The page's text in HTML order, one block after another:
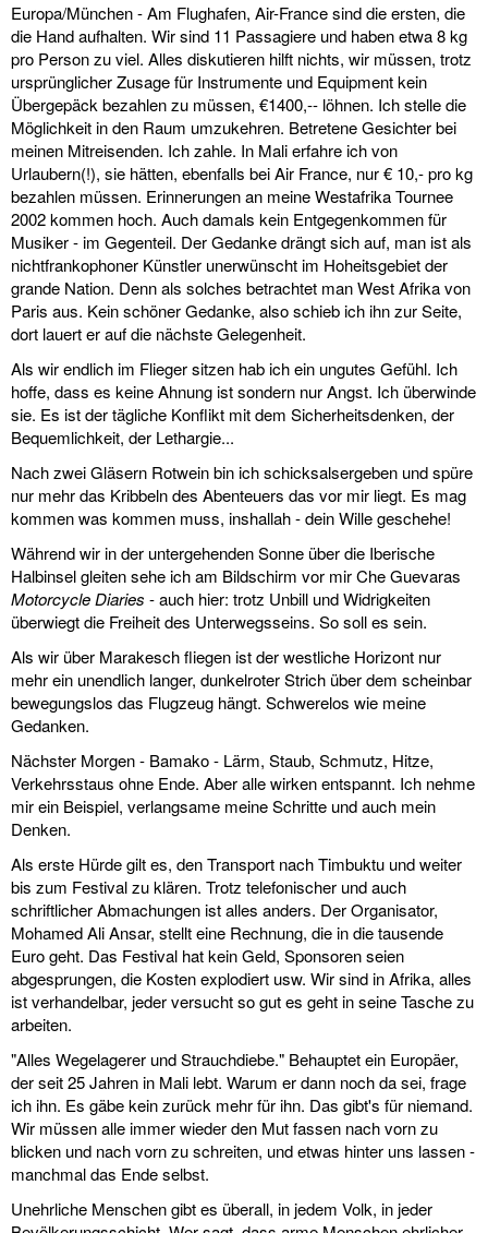
Europa/München - Am Flughafen, Air-France sind die ersten, die
die Hand aufhalten. Wir sind 11 Passagiere und haben etwa 8 kg
pro Person zu viel. Alles diskutieren hilft nichts, wir müssen, trotz
ursprünglicher Zusage für Instrumente und Equipment kein
Übergepäck bezahlen zu müssen, €1400,-- löhnen. Ich stelle die
Möglichkeit in den Raum umzukehren. Betretene Gesichter bei
meinen Mitreisenden. Ich zahle. In Mali erfahre ich von
Urlaubern(!), sie hätten, ebenfalls bei Air France, nur € 10,- pro kg
bezahlen müssen. Erinnerungen an meine Westafrika Tournee
2002 kommen hoch. Auch damals kein Entgegenkommen für
Musiker - im Gegenteil. Der Gedanke drängt sich auf, man ist als
nichtfrankophoner Künstler unerwünscht im Hoheitsgebiet der
grande Nation. Denn als solches betrachtet man West Afrika von
Paris aus. Kein schöner Gedanke, also schieb ich ihn zur Seite,
dort lauert er auf die nächste Gelegenheit.
Als wir endlich im Flieger sitzen hab ich ein ungutes Gefühl. Ich
hoffe, dass es keine Ahnung ist sondern nur Angst. Ich überwinde
sie. Es ist der tägliche Konflikt mit dem Sicherheitsdenken, der
Bequemlichkeit, der Lethargie...
Nach zwei Gläsern Rotwein bin ich schicksalsergeben und spüre
nur mehr das Kribbeln des Abenteuers das vor mir liegt. Es mag
kommen was kommen muss, inshallah - dein Wille geschehe!
Während wir in der untergehenden Sonne über die Iberische
Halbinsel gleiten sehe ich am Bildschirm vor mir Che Guevaras
Motorcycle Diaries - auch hier: trotz Unbill und Widrigkeiten
überwiegt die Freiheit des Unterwegsseins. So soll es sein.
Als wir über Marakesch fliegen ist der westliche Horizont nur
mehr ein unendlich langer, dunkelroter Strich über dem scheinbar
bewegungslos das Flugzeug hängt. Schwerelos wie meine
Gedanken.
Nächster Morgen - Bamako - Lärm, Staub, Schmutz, Hitze,
Verkehrsstaus ohne Ende. Aber alle wirken entspannt. Ich nehme
mir ein Beispiel, verlangsame meine Schritte und auch mein
Denken.
Als erste Hürde gilt es, den Transport nach Timbuktu und weiter
bis zum Festival zu klären. Trotz telefonischer und auch
schriftlicher Abmachungen ist alles anders. Der Organisator,
Mohamed Ali Ansar, stellt eine Rechnung, die in die tausende
Euro geht. Das Festival hat kein Geld, Sponsoren seien
abgesprungen, die Kosten explodiert usw. Wir sind in Afrika, alles
ist verhandelbar, jeder versucht so gut es geht in seine Tasche zu
arbeiten.
"Alles Wegelagerer und Strauchdiebe." Behauptet ein Europäer,
der seit 25 Jahren in Mali lebt. Warum er dann noch da sei, frage
ich ihn. Es gäbe kein zurück mehr für ihn. Das gibt's für niemand.
Wir müssen alle immer wieder den Mut fassen nach vorn zu
blicken und nach vorn zu schreiten, und etwas hinter uns lassen -
manchmal das Ende selbst.
Unehrliche Menschen gibt es überall, in jedem Volk, in jeder